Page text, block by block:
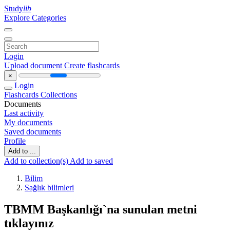
Studylib
Explore Categories
Login
Upload document Create flashcards
×
Login
Flashcards Collections
Documents
Last activity
My documents
Saved documents
Profile
Add to ...
Add to collection(s) Add to saved
Bilim
Sağlık bilimleri
TBMM Başkanlığı`na sunulan metni
tıklayınız